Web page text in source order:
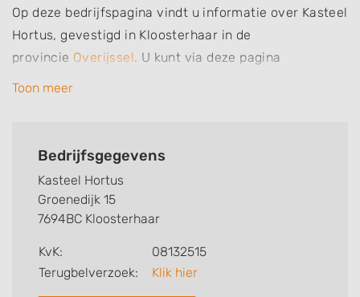
Op deze bedrijfspagina vindt u informatie over Kasteel
Hortus, gevestigd in Kloosterhaar in de
provincie Overijssel. U kunt via deze pagina
eenvoudig contact met het bedrijf opnemen door te
kunt u snel zien welke zaken Kasteel Hortus voor u
review achterlaten als u al ervaring heeft met dit
bedrijf.
Zoekt u een ander bedrijf? Bekijk dan andere
hoveniers en bedrijven inKloosterhaar
Toon meer
Bedrijfsgegevens
Kasteel Hortus
Groenedijk 15
7694BC Kloosterhaar
KvK:
08132515
Terugbelverzoek:
Klik hier